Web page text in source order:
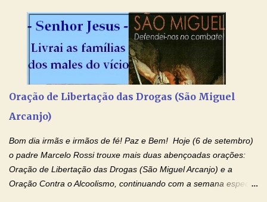
Santo, fazei que apreciemos retamente todas as coisas segundo
o mesmo Espírito e gozemos sempre da sua consolação. Por
Cristo, Senhor Nosso. Amém. Creio: Creio em Deus Pai Todo-
Poderoso, Criador do céu e da terra; e em Jesus Cristo, seu
único Filho, nosso Senhor; que foi concebido pelo poder do Espí­
foi crucificado, morto e sepultado. Desceu à mansão dos mortos;
ressuscitou ao terceiro dia; subiu aos céus, está sentado à direita
Oração de Libertação das Drogas (São Miguel
Arcanjo)
Bom dia irmãs e irmãos de fé! Paz e Bem! Hoje (6 de setembro)
o padre Marcelo Rossi trouxe mais duas abençoadas orações:
Oração de Libertação das Drogas (São Miguel Arcanjo) e a
Oração Contra o Alcoolismo, continuando com a semana especial